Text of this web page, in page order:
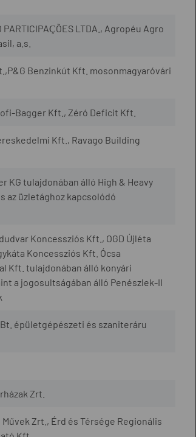
LTDA., Agropéu Agro
a.s.
Benzinkút Kft. mosonmagyaróvári
Bagger Kft., Zéró Deficit Kft.
Kft., Ravago Building
KG tulajdonában álló High & Heavy
az üzletághoz kapcsolódó
Koncessziós Kft., OGD Újléta
Koncessziós Kft. Ócsa
Kft. tulajdonában álló konyári
a jogosultságában álló Penészlek-II
Bt. épületgépészeti és szaniteráru
Zrt.
Zrt., Érd és Térsége Regionális